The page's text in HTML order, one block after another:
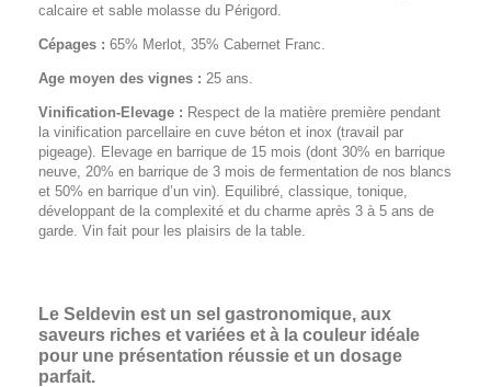
calcaire et sable molasse du Périgord.
Cépages : 65% Merlot, 35% Cabernet Franc.
Age moyen des vignes : 25 ans.
Vinification-Elevage : Respect de la matière première pendant
la vinification parcellaire en cuve béton et inox (travail par
pigeage). Elevage en barrique de 15 mois (dont 30% en barrique
neuve, 20% en barrique de 3 mois de fermentation de nos blancs
et 50% en barrique d’un vin). Equilibré, classique, tonique,
développant de la complexité et du charme après 3 à 5 ans de
garde. Vin fait pour les plaisirs de la table.
Le Seldevin est un sel gastronomique, aux
saveurs riches et variées et à la couleur idéale
pour une présentation réussie et un dosage
parfait.